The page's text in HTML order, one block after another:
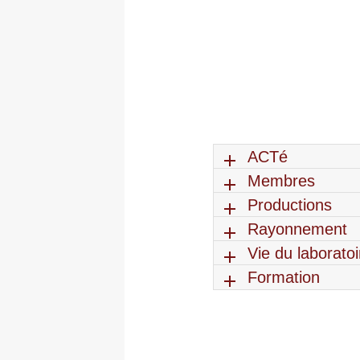
ACTé
Membres
Productions
Rayonnement
Vie du
Formation